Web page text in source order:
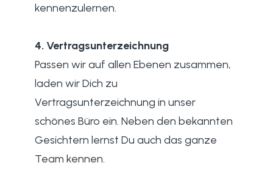
kennenzulernen.
4. Vertragsunterzeichnung
Passen wir auf allen Ebenen zusammen,
laden wir Dich zu
Vertragsunterzeichnung in unser
schönes Büro ein. Neben den bekannten
Gesichtern lernst Du auch das ganze
Team kennen.